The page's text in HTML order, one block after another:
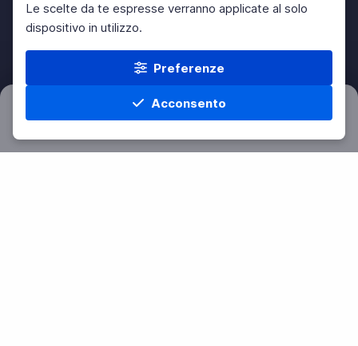
Le scelte da te espresse verranno applicate al solo
dispositivo in utilizzo.
Preferenze
Acconsento
Home Materie Cerca Menu
Filtri Azzera